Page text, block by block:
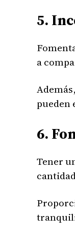
5.
a
pueden
6.
Tener